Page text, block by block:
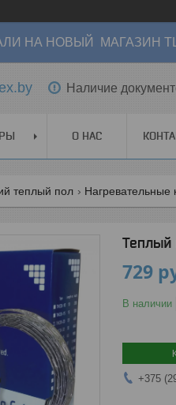
НА НОВЫЙ МАГАЗИН ТЦ
Наличие
О НАС
теплый пол Нагревательные
Теплый
729
В наличии
+375